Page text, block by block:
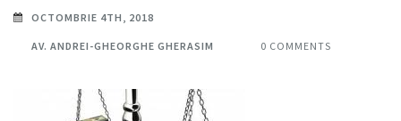
OCTOMBRIE 4TH, 2018
AV. ANDREI-GHEORGHE GHERASIM 0 COMMENTS